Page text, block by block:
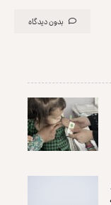
بدون دیدگاه